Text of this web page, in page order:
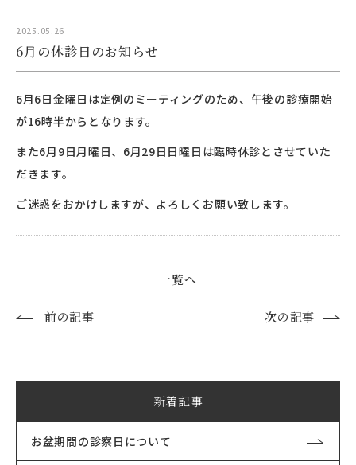
2025.05.26
6月の休診日のお知らせ
6月6日金曜日は定例のミーティングのため、午後の診療開始
が16時半からとなります。
また6月9日月曜日、6月29日日曜日は臨時休診とさせていた
だきます。
ご迷惑をおかけしますが、よろしくお願い致します。
前の記事
一覧へ
次の記事
新着記事
お盆期間の診察日について